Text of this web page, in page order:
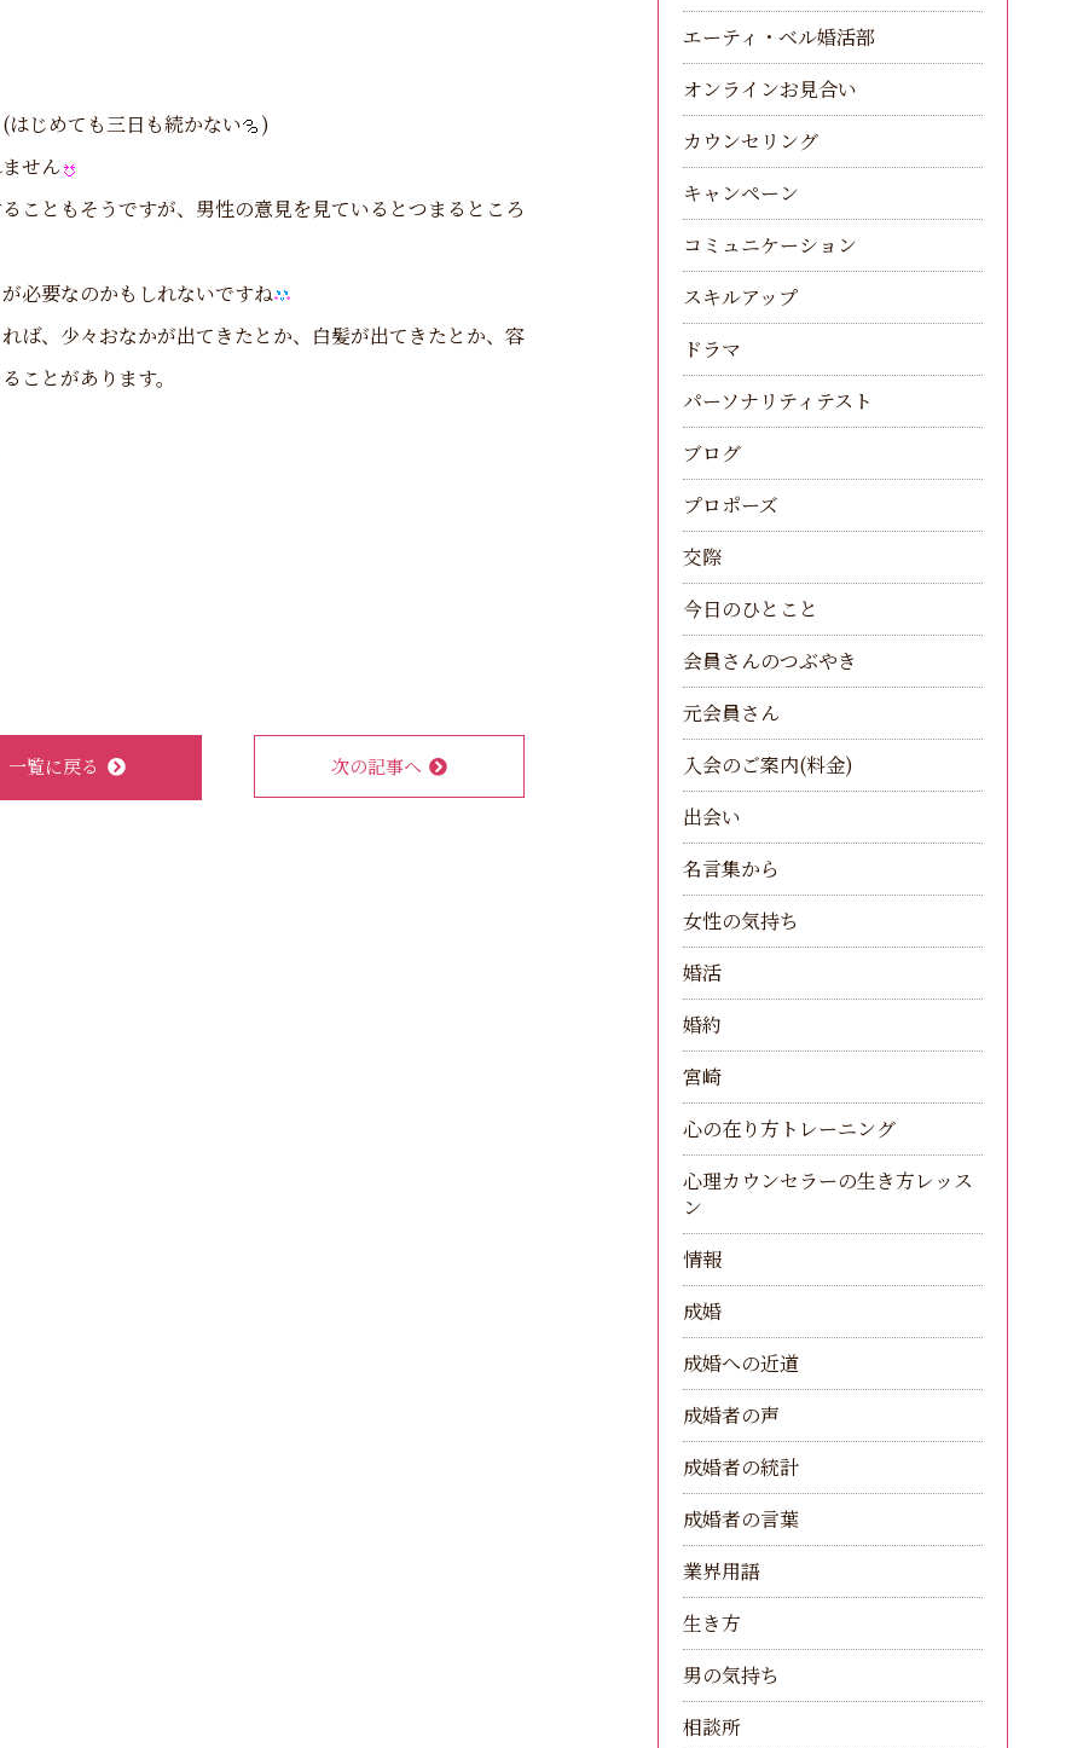
じめても三日も続かない
)
せん
こともそうですが、男性の意見を見ているとつまるところ
必要なのかもしれないですね
ば、少々おなかが出てきたとか、白髪が出てきたとか、容
ことがあります。
一覧に戻る 次の記事へ
エーティ・ベル婚活部
オンラインお見合い
カウンセリング
キャンペーン
コミュニケーション
スキルアップ
ドラマ
パーソナリティテスト
ブログ
プロポーズ
交際
今日のひとこと
会員さんのつぶやき
元会員さん
入会のご案内(料金)
出会い
名言集から
女性の気持ち
婚活
婚約
宮崎
心の在り方トレーニング
心理カウンセラーの生き方レッス
ン
情報
成婚
成婚への近道
成婚者の声
成婚者の統計
成婚者の言葉
業界用語
生き方
男の気持ち
相談所